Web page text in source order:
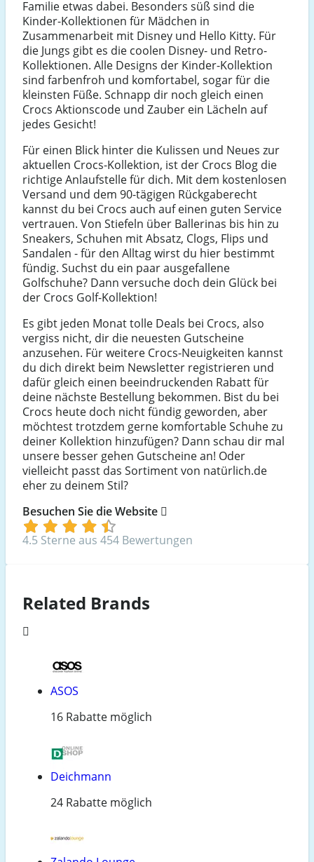
Familie etwas dabei. Besonders süß sind die
Kinder-Kollektionen für Mädchen in
Zusammenarbeit mit Disney und Hello Kitty. Für
die Jungs gibt es die coolen Disney- und Retro-
Kollektionen. Alle Designs der Kinder-Kollektion
sind farbenfroh und komfortabel, sogar für die
kleinsten Füße. Schnapp dir noch gleich einen
Crocs Aktionscode und Zauber ein Lächeln auf
jedes Gesicht!
Für einen Blick hinter die Kulissen und Neues zur
aktuellen Crocs-Kollektion, ist der Crocs Blog die
richtige Anlaufstelle für dich. Mit dem kostenlosen
Versand und dem 90-tägigen Rückgaberecht
kannst du bei Crocs auch auf einen guten Service
vertrauen. Von Stiefeln über Ballerinas bis hin zu
Sneakers, Schuhen mit Absatz, Clogs, Flips und
Sandalen - für den Alltag wirst du hier bestimmt
fündig. Suchst du ein paar ausgefallene
Golfschuhe? Dann versuche doch dein Glück bei
der Crocs Golf-Kollektion!
Es gibt jeden Monat tolle Deals bei Crocs, also
vergiss nicht, dir die neuesten Gutscheine
anzusehen. Für weitere Crocs-Neuigkeiten kannst
du dich direkt beim Newsletter registrieren und
dafür gleich einen beeindruckenden Rabatt für
deine nächste Bestellung bekommen. Bist du bei
Crocs heute doch nicht fündig geworden, aber
möchtest trotzdem gerne komfortable Schuhe zu
deiner Kollektion hinzufügen? Dann schau dir mal
unsere besser gehen Gutscheine an! Oder
vielleicht passt das Sortiment von natürlich.de
eher zu deinem Stil?
Besuchen Sie die Website
4.5 Sterne aus 454 Bewertungen
Related Brands
ASOS
16 Rabatte möglich
Deichmann
24 Rabatte möglich